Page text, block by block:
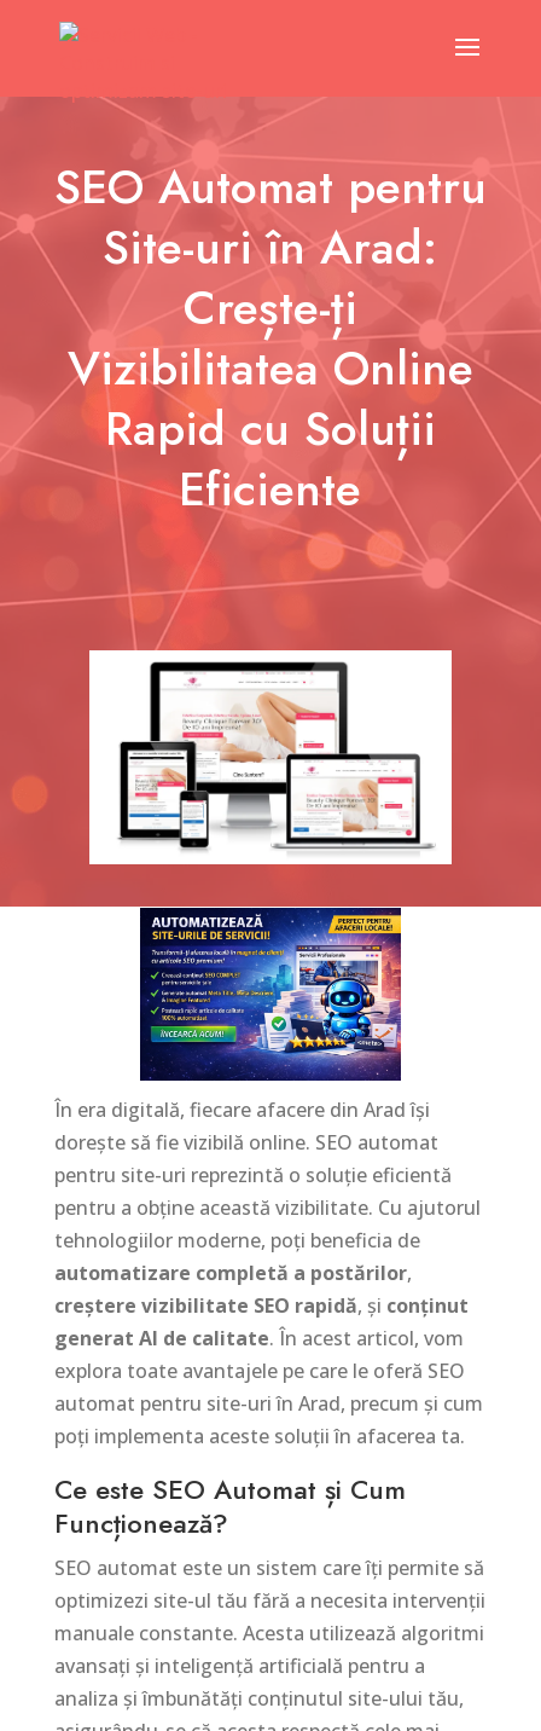
SEO Automat pentru
Site-uri în Arad:
Crește-ți
Vizibilitatea Online
Rapid cu Soluții
Eficiente
În era digitală, fiecare afacere din Arad își
dorește să fie vizibilă online. SEO automat
pentru site-uri reprezintă o soluție eficientă
pentru a obține această vizibilitate. Cu ajutorul
tehnologiilor moderne, poți beneficia de
automatizare completă a postărilor,
creștere vizibilitate SEO rapidă, și conținut
generat AI de calitate. În acest articol, vom
explora toate avantajele pe care le oferă SEO
automat pentru site-uri în Arad, precum și cum
poți implementa aceste soluții în afacerea ta.
Ce este SEO Automat și Cum
Funcționează?
SEO automat este un sistem care îți permite să
optimizezi site-ul tău fără a necesita intervenții
manuale constante. Acesta utilizează algoritmi
avansați și inteligență artificială pentru a
analiza și îmbunătăți conținutul site-ului tău,